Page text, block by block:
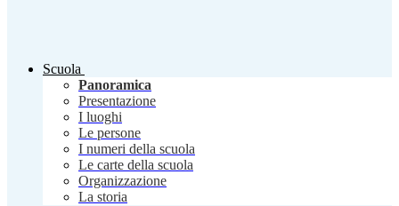
Scuola
Panoramica
Presentazione
I luoghi
Le persone
I numeri della scuola
Le carte della scuola
Organizzazione
La storia